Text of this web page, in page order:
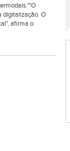
digitalização. O
afirma o